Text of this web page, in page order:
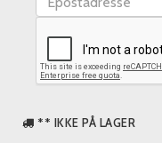
** IKKE PÅ LAGER